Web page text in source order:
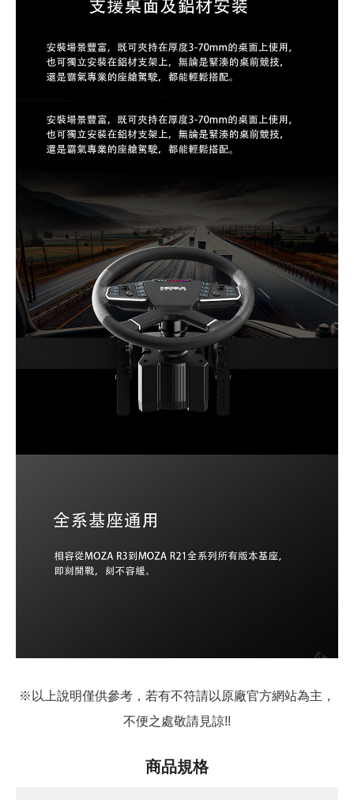
※以上說明僅供參考，若有不符請以原廠官方網站為主，
不便之處敬請見諒!!
商品規格